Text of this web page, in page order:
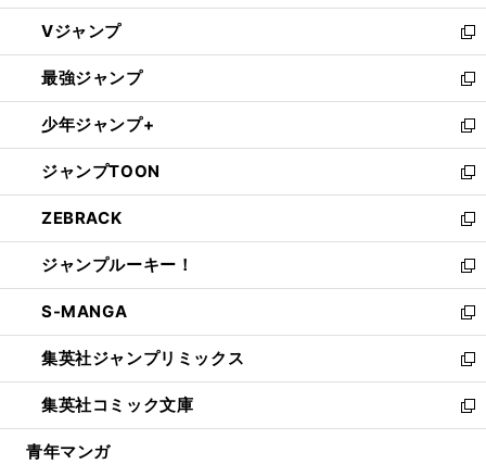
ウ
ィ
ン
ド
ウ
で
開
く
し
い
ウ
ィ
ン
ド
ウ
で
開
く
Vジャンプ
新
し
い
ウ
ィ
ン
ド
ウ
で
開
く
最強ジャンプ
新
し
い
ウ
ィ
ン
ド
ウ
で
開
く
少年ジャンプ+
新
し
い
ウ
ィ
ン
ド
ウ
で
開
く
ジャンプTOON
新
し
い
ウ
ィ
ン
ド
ウ
で
開
く
ZEBRACK
新
し
い
ウ
ィ
ン
ド
ウ
で
開
ジャンプルーキー！
新
し
い
ウ
ィ
ン
ド
ウ
S-MANGA
新
し
い
ウ
ィ
ン
集英社ジャンプリミックス
新
し
い
ウ
集英社コミック文庫
新
し
青年マンガ